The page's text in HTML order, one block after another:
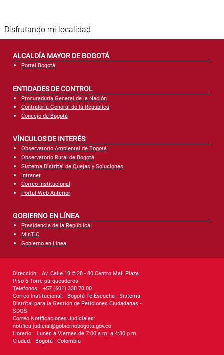
Disfrutando mi localidad
ALCALDÍA MAYOR DE BOGOTÁ
Portal Bogotá
ENTIDADES DE CONTROL
Procuraduría General de la Nación
Contraloría General de la República
Concejo de Bogotá
VÍNCULOS DE INTERÉS
Observatorio Ambiental de Bogotá
Observatorio Rural de Bogotá
Sistema Distrital de Quejas y Soluciones
Intranet
Correo Institucional
Portal Web Anterior
GOBIERNO EN LÍNEA
Presidencia de la República
MinTIC
Gobierno en Línea
Dirección: Av. Calle 19 # 28 - 80 Centro Mall Plaza
Piso 6 Torre parqueaderos
Telefonos: +57 (601) 338 70 00
Correo Institucional:
Bogotá Te Escucha - Sistema
Distrital para la Gestión de Peticiones Ciudadanas -
SDQS
Correo Notificaciones Judiciales:
notifica.judicial@gobiernobogota.gov.co
Horario:
Lunes a Viernes de 7:00 a.m. a 4:30 p.m.
Ciudad:
Bogotá - Colombia